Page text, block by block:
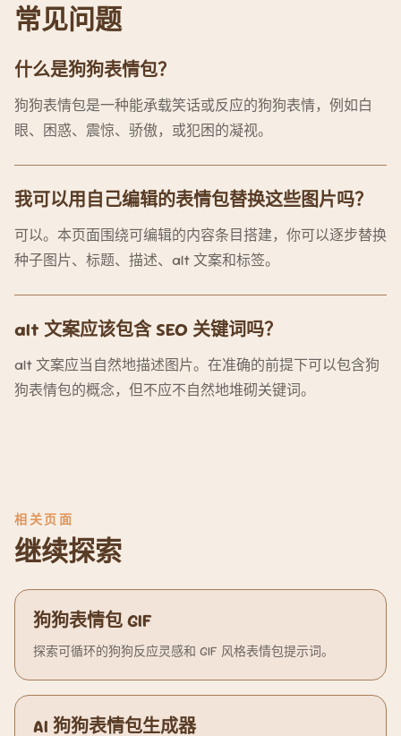
常见问题
什么是狗狗表情包？
狗狗表情包是一种能承载笑话或反应的狗狗表情，例如白
眼、困惑、震惊、骄傲，或犯困的凝视。
我可以用自己编辑的表情包替换这些图片吗？
可以。本页面围绕可编辑的内容条目搭建，你可以逐步替换
种子图片、标题、描述、alt 文案和标签。
alt 文案应该包含 SEO 关键词吗？
alt 文案应当自然地描述图片。在准确的前提下可以包含狗
狗表情包的概念，但不应不自然地堆砌关键词。
相关页面
继续探索
狗狗表情包 GIF
探索可循环的狗狗反应灵感和 GIF 风格表情包提示词。
AI 狗狗表情包生成器